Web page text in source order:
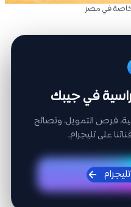
في مصر
في جيبك
فرص التمويل، ونصائح
على تليجرام.